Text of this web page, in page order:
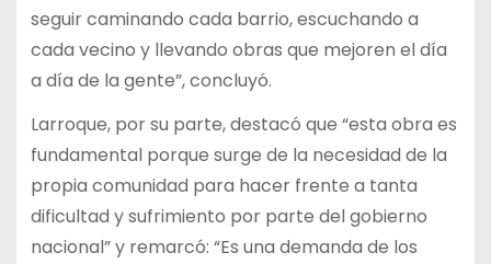
seguir caminando cada barrio, escuchando a
cada vecino y llevando obras que mejoren el día
a día de la gente”, concluyó.
Larroque, por su parte, destacó que “esta obra es
fundamental porque surge de la necesidad de la
propia comunidad para hacer frente a tanta
dificultad y sufrimiento por parte del gobierno
nacional” y remarcó: “Es una demanda de los